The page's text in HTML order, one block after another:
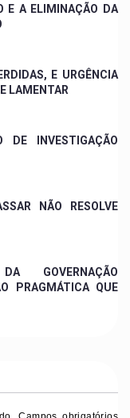
E A ELIMINAÇÃO DA
E URGÊNCIA
LAMENTAR
DE INVESTIGAÇÃO
NÃO RESOLVE
GOVERNAÇÃO
PRAGMÁTICA QUE